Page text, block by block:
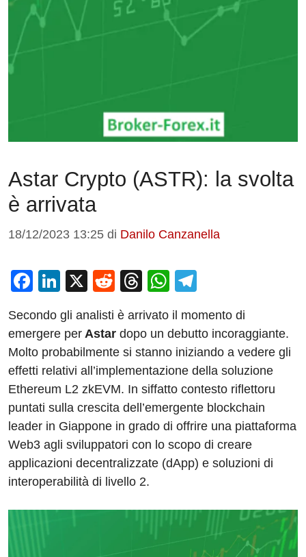
Astar Crypto (ASTR): la svolta
è arrivata
18/12/2023 13:25 di Danilo Canzanella
F
c
e
b
o
o
k
Li
k
e
dI
n
X
R
e
d
di
t
T
e
a
d
s
W
at
s
A
p
p
e
gr
a
m
Secondo gli analisti è arrivato il momento di
emergere per Astar dopo un debutto incoraggiante.
Molto probabilmente si stanno iniziando a vedere gli
effetti relativi all’implementazione della soluzione
Ethereum L2 zkEVM. In siffatto contesto riflettoru
puntati sulla crescita dell’emergente blockchain
leader in Giappone in grado di offrire una piattaforma
Web3 agli sviluppatori con lo scopo di creare
applicazioni decentralizzate (dApp) e soluzioni di
interoperabilità di livello 2.